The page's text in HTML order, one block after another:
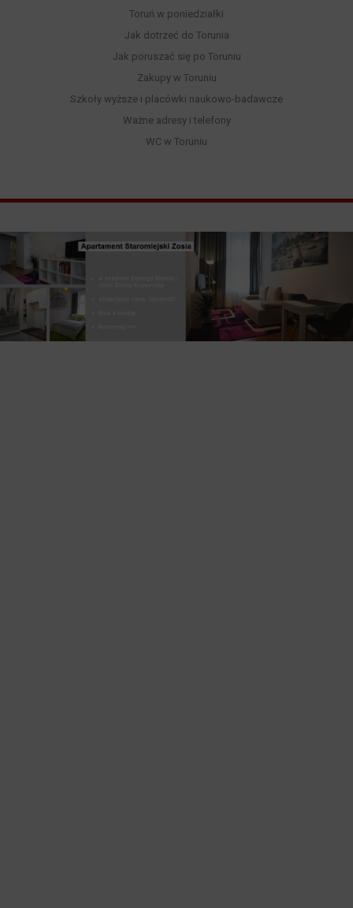
Toruń w poniedziałki
Jak dotrzeć do Torunia
Jak poruszać się po Toruniu
Zakupy w Toruniu
Szkoły wyższe i placówki naukowo-badawcze
Ważne adresy i telefony
WC w Toruniu